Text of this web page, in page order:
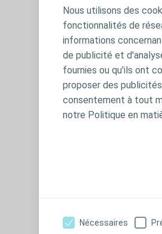
Nous utilisons des
fonctionnalités de
informations
de publicité et
fournies ou qu'ils ont
proposer des
consentement à tout
notre Politique en
Nécessaires
Se rapprocher
Protéger le lit
Éviter les